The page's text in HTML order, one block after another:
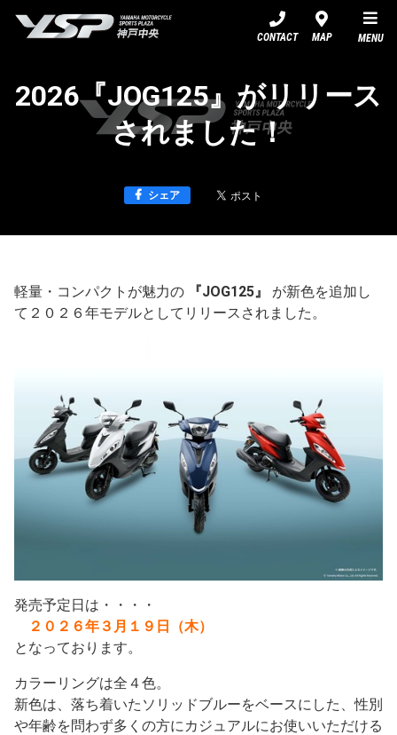
CONTACT MAP MENU
2026『JOG125』がリリース
されました！
シェア
軽量・コンパクトが魅力の 『JOG125』
が新色を追加し
て２０２６年モデルとしてリリースされました。
発売予定日は・・・・
２０２６年３月１９日（木）
となっております。
カラーリングは全４色。
新色は、落ち着いたソリッドブルーをベースにした、性別
や年齢を問わず多くの方にカジュアルにお使いいただける